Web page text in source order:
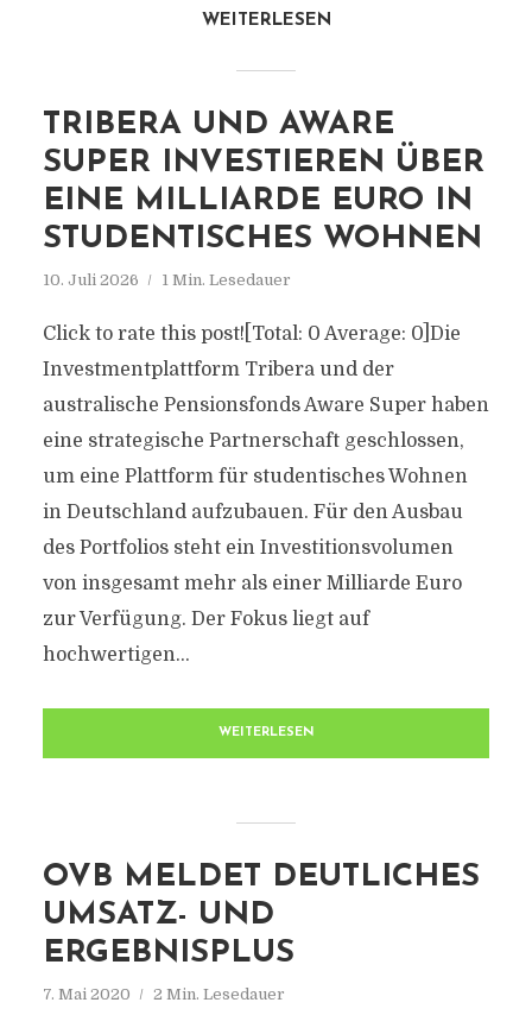
WEITERLESEN
TRIBERA UND AWARE
SUPER INVESTIEREN ÜBER
EINE MILLIARDE EURO IN
STUDENTISCHES WOHNEN
10. Juli 2026 1 Min. Lesedauer
Click to rate this post![Total: 0 Average: 0]Die
Investmentplattform Tribera und der
australische Pensionsfonds Aware Super haben
eine strategische Partnerschaft geschlossen,
um eine Plattform für studentisches Wohnen
in Deutschland aufzubauen. Für den Ausbau
des Portfolios steht ein Investitionsvolumen
von insgesamt mehr als einer Milliarde Euro
zur Verfügung. Der Fokus liegt auf
hochwertigen...
WEITERLESEN
OVB MELDET DEUTLICHES
UMSATZ- UND
ERGEBNISPLUS
7. Mai 2020 2 Min. Lesedauer